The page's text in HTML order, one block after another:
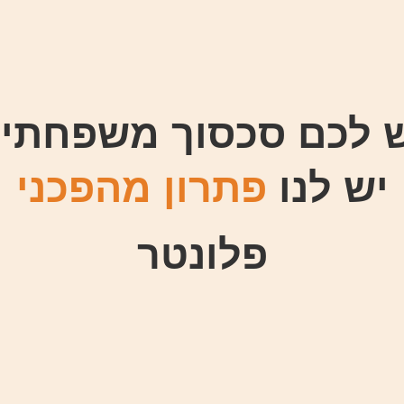
לכם סכסוך
יש לנו פתרון מהפכני
פלונטר